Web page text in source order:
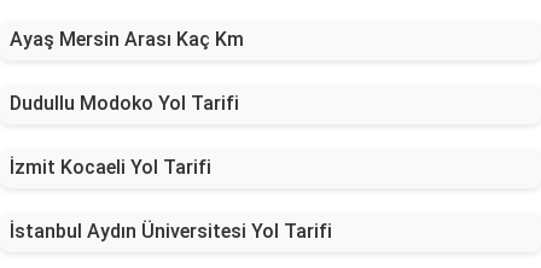
Ayaş Mersin Arası Kaç Km
Dudullu Modoko Yol Tarifi
İzmit Kocaeli Yol Tarifi
İstanbul Aydın Üniversitesi Yol Tarifi